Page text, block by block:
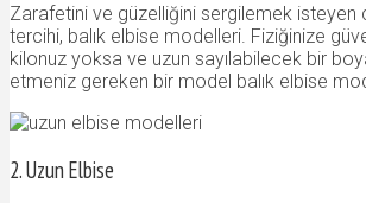
Zarafetini ve güzelliğini sergilemek isteyen
tercihi, balık elbise modelleri. Fiziğinize
kilonuz yoksa ve uzun sayılabilecek bir
etmeniz gereken bir model balık elbise
2. Uzun Elbise